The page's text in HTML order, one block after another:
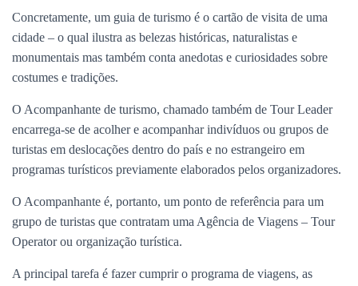
Concretamente, um guia de turismo é o cartão de visita de uma
cidade – o qual ilustra as belezas históricas, naturalistas e
monumentais mas também conta anedotas e curiosidades sobre
costumes e tradições.
O Acompanhante de turismo, chamado também de Tour Leader
encarrega-se de acolher e acompanhar indivíduos ou grupos de
turistas em deslocações dentro do país e no estrangeiro em
programas turísticos previamente elaborados pelos organizadores.
O Acompanhante é, portanto, um ponto de referência para um
grupo de turistas que contratam uma Agência de Viagens – Tour
Operator ou organização turística.
A principal tarefa é fazer cumprir o programa de viagens, as